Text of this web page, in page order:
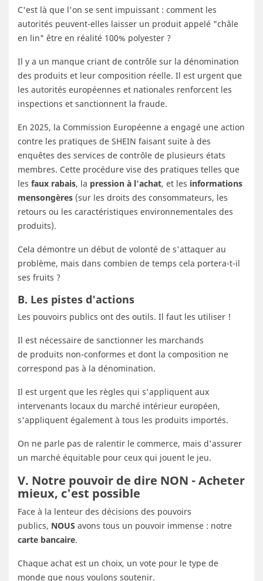
C'est là que l'on se sent impuissant : comment les
autorités peuvent-elles laisser un produit appelé "châle
en lin" être en réalité 100% polyester ?
Il y a un manque criant de contrôle sur la dénomination
des produits et leur composition réelle. Il est urgent que
les autorités européennes et nationales renforcent les
inspections et sanctionnent la fraude.
En 2025, la Commission Européenne a engagé une action
contre les pratiques de SHEIN faisant suite à des
enquêtes des services de contrôle de plusieurs états
membres. Cette procédure vise des pratiques telles que
les faux rabais, la pression à l'achat, et les informations
mensongères (sur les droits des consommateurs, les
retours ou les caractéristiques environnementales des
produits).
Cela démontre un début de volonté de s'attaquer au
problème, mais dans combien de temps cela portera-t-il
ses fruits ?
B. Les pistes d'actions
Les pouvoirs publics ont des outils. Il faut les utiliser !
Il est nécessaire de sanctionner les marchands
de produits non-conformes et dont la composition ne
correspond pas à la dénomination.
Il est urgent que les règles qui s'appliquent aux
intervenants locaux du marché intérieur européen,
s'appliquent également à tous les produits importés.
On ne parle pas de ralentir le commerce, mais d'assurer
un marché équitable pour ceux qui jouent le jeu.
V. Notre pouvoir de dire NON - Acheter
mieux, c'est possible
Face à la lenteur des décisions des pouvoirs
publics, NOUS avons tous un pouvoir immense : notre
carte bancaire.
Chaque achat est un choix, un vote pour le type de
monde que nous voulons soutenir.